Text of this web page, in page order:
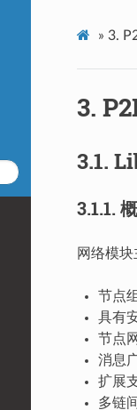
» 3.
3.
3.1.
3.1.1.
网络模块
节点
具有
节点
消息
扩展
多链